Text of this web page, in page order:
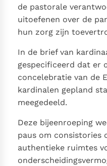
de pastorale
uitoefenen over de
hun zorg zijn
In de brief van
gespecificeerd dat er
concelebratie van de
kardinalen gepland
meegedeeld.
Deze bijeenroeping
paus om consistories
authentieke ruimtes